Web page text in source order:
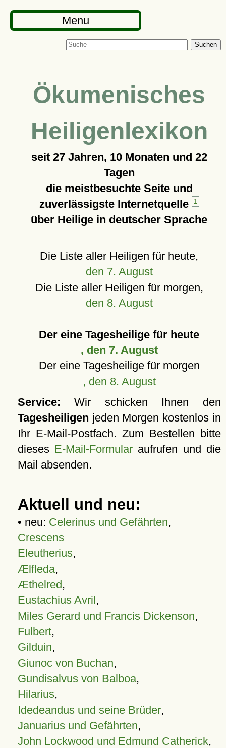
Menu
Suchen
Ökumenisches
Heiligenlexikon
seit 27 Jahren, 10 Monaten und 22
Tagen
die meistbesuchte Seite und
zuverlässigste Internetquelle
1
über Heilige in deutscher Sprache
Die Liste aller Heiligen für heute,
den 7. August
Die Liste aller Heiligen für morgen,
den 8. August
Der eine Tagesheilige für heute
, den 7. August
Der eine Tagesheilige für morgen
, den 8. August
Service: Wir schicken Ihnen den
Tagesheiligen jeden Morgen kostenlos in
Ihr E-Mail-Postfach. Zum Bestellen bitte
dieses E-Mail-Formular aufrufen und die
Mail absenden.
Aktuell und neu:
• neu: Celerinus und Gefährten,
Crescens
Eleutherius,
Ælfleda,
Æthelred,
Eustachius Avril,
Miles Gerard und Francis Dickenson,
Fulbert,
Gilduin,
Giunoc von Buchan,
Gundisalvus von Balboa,
Hilarius,
Idedeandus und seine Brüder,
Januarius und Gefährten,
John Lockwood und Edmund Catherick,